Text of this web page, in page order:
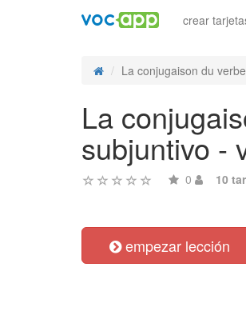
crear
La conjugaison du
La
subjuntivo -
0 10
empezar lección